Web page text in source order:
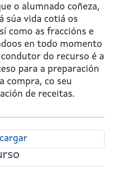
o alumnado coñeza,
súa vida cotiá os
como as fraccións e
en todo momento
do recurso é a
para a preparación
compra, co seu
de receitas.